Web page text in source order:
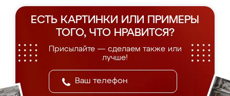
ЕСТЬ КАРТИНКИ ИЛИ ПРИМЕРЫ
ТОГО, ЧТО НРАВИТСЯ?
Присылайте — сделаем также или
лучше!